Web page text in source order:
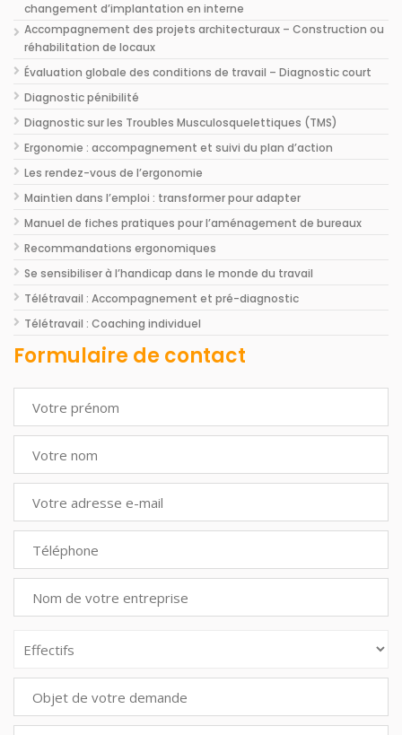
changement d’implantation en interne
Accompagnement des projets architecturaux – Construction ou
réhabilitation de locaux
Évaluation globale des conditions de travail – Diagnostic court
Diagnostic pénibilité
Diagnostic sur les Troubles Musculosquelettiques (TMS)
Ergonomie : accompagnement et suivi du plan d’action
Les rendez-vous de l’ergonomie
Maintien dans l’emploi : transformer pour adapter
Manuel de fiches pratiques pour l’aménagement de bureaux
Recommandations ergonomiques
Se sensibiliser à l’handicap dans le monde du travail
Télétravail : Accompagnement et pré-diagnostic
Télétravail : Coaching individuel
Formulaire de contact